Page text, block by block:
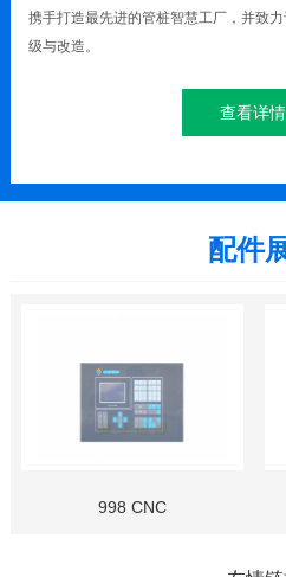
携手打造最先进的管桩智慧工厂，并致
级与改造。
线、全自动裙板设备一体机、全自动合
查看详
配件
998 CNC